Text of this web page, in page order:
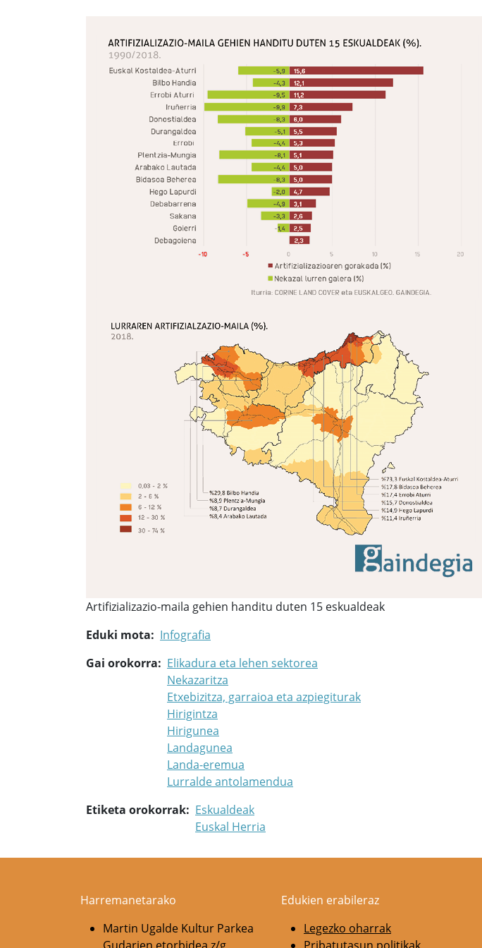
Artifizializazio-maila gehien handitu duten 15 eskualdeak
Eduki mota
Infografia
Gai orokorra
Elikadura eta lehen sektorea
Nekazaritza
Etxebizitza, garraioa eta azpiegiturak
Hirigintza
Hirigunea
Landagunea
Landa-eremua
Lurralde antolamendua
Etiketa orokorrak
Eskualdeak
Euskal Herria
Harremanetarako
Martin Ugalde Kultur Parkea
Edukien erabileraz
Legezko oharrak